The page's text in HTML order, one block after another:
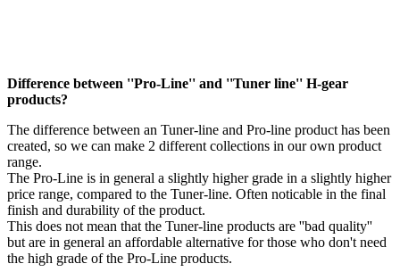
Difference between ''Pro-Line'' and ''Tuner line'' H-gear
products?
The difference between an Tuner-line and Pro-line product has been
created, so we can make 2 different collections in our own product
range.
The Pro-Line is in general a slightly higher grade in a slightly higher
price range, compared to the Tuner-line. Often noticable in the final
finish and durability of the product.
This does not mean that the Tuner-line products are ''bad quality''
but are in general an affordable alternative for those who don't need
the high grade of the Pro-Line products.